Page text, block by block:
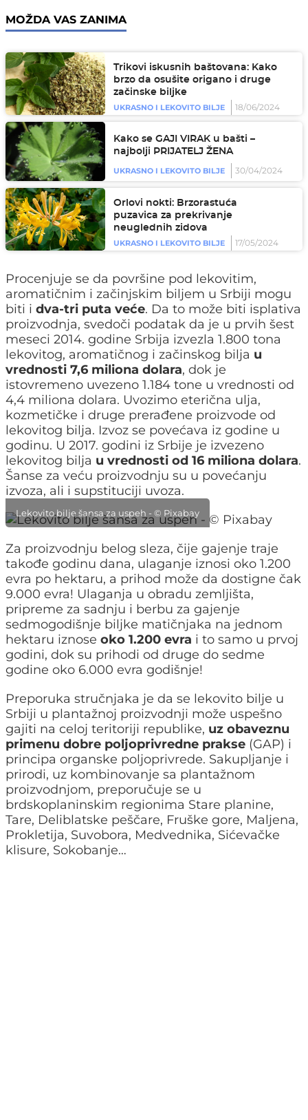
MOŽDA VAS ZANIMA
Trikovi iskusnih baštovana: Kako
brzo da osušite origano i druge
začinske biljke
UKRASNO I LEKOVITO BILJE
18/06/2024
Kako se GAJI VIRAK u bašti –
najbolji PRIJATELJ ŽENA
UKRASNO I LEKOVITO BILJE 30/04/2024
Orlovi nokti: Brzorastuća
puzavica za prekrivanje
neuglednih zidova
UKRASNO I LEKOVITO BILJE
17/05/2024
Procenjuje se da površine pod lekovitim,
aromatičnim i začinjskim biljem u Srbiji mogu
biti i dva-tri puta veće. Da to može biti isplativa
proizvodnja, svedoči podatak da je u prvih šest
meseci 2014. godine Srbija izvezla 1.800 tona
lekovitog, aromatičnog i začinskog bilja u
vrednosti 7,6 miliona dolara, dok je
istovremeno uvezeno 1.184 tone u vrednosti od
4,4 miliona dolara. Uvozimo eterična ulja,
kozmetičke i druge prerađene proizvode od
lekovitog bilja. Izvoz se povećava iz godine u
godinu. U 2017. godini iz Srbije je izvezeno
lekovitog bilja u vrednosti od 16 miliona dolara.
Šanse za veću proizvodnju su u povećanju
izvoza, ali i supstituciji uvoza.
Lekovito bilje šansa za uspeh - © Pixabay
Za proizvodnju belog sleza, čije gajenje traje
takođe godinu dana, ulaganje iznosi oko 1.200
evra po hektaru, a prihod može da dostigne čak
9.000 evra! Ulaganja u obradu zemljišta,
pripreme za sadnju i berbu za gajenje
sedmogodišnje biljke matičnjaka na jednom
hektaru iznose oko 1.200 evra i to samo u prvoj
godini, dok su prihodi od druge do sedme
godine oko 6.000 evra godišnje!
Preporuka stručnjaka je da se lekovito bilje u
Srbiji u plantažnoj proizvodnji može uspešno
gajiti na celoj teritoriji republike, uz obaveznu
primenu dobre poljoprivredne prakse (GAP) i
principa organske poljoprivrede. Sakupljanje i
prirodi, uz kombinovanje sa plantažnom
proizvodnjom, preporučuje se u
brdskoplaninskim regionima Stare planine,
Tare, Deliblatske peščare, Fruške gore, Maljena,
Prokletija, Suvobora, Medvednika, Sićevačke
klisure, Sokobanje…